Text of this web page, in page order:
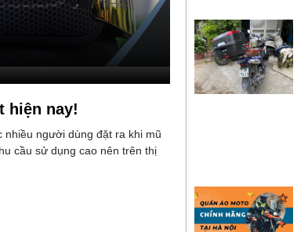
hiện nay!
nhiều người dùng đặt ra khi mũ
cầu sử dụng cao nên trên thị